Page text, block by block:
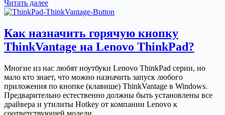
Читать далееМатеринская
плата
H
V3
работает
с
видеокартой
Как назначить горячую кнопку
ThinkVantage на Lenovo ThinkPad?
Многие из нас любят ноутбуки Lenovo ThinkPad серии, но
мало кто знает, что можно назначить запуск любого
приложения по кнопке (клавише) ThinkVantage в Windows.
Предварительно естественно должны быть установлены все
драйвера и утилиты Hotkey от компании Lenovo к
соответствующей модели…